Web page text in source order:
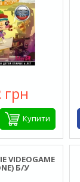
грн
Купити
VIDEOGAME
Б/У